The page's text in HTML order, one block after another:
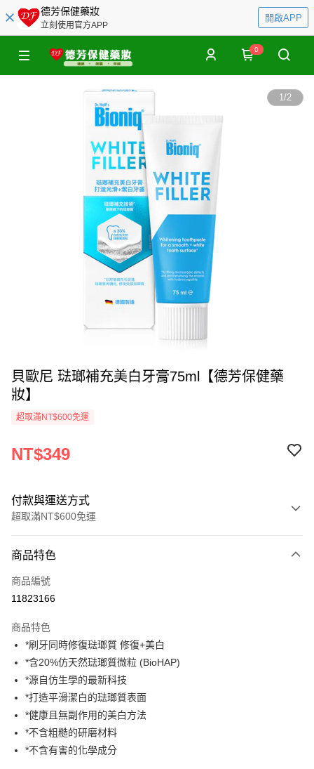
德芳保健藥妝
立刻使用官方APP
開啟APP
0
1/2
貝歐尼 琺瑯補充美白牙膏75ml【德芳保健藥
妝】
超取滿NT$600免運
NT$349
付款與運送方式
超取滿NT$600免運
信用卡一次付款
超商取貨付款
Apple Pay
街口支付
悠遊付
AFTEE先享後付
相關說明
【關於「AFTEE先享後付」】
商品特色
商品編號
11823166
商品特色
*刷牙同時修復琺瑯質 修復+美白
*含20%仿天然琺瑯質微粒 (BioHAP)​
*源自仿生學的最新科技​
*打造平滑潔白的琺瑯質表面
*健康且無副作用的美白方法
*不含粗糙的研磨材料
*不含有害的化學成分